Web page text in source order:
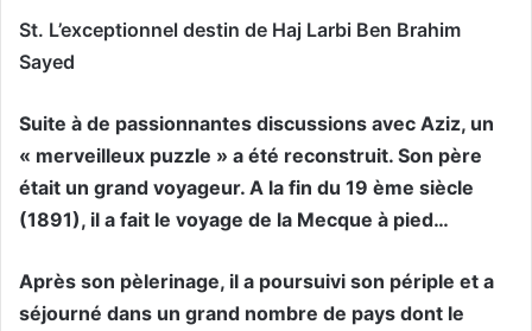
St. L’exceptionnel destin de Haj Larbi Ben Brahim
Sayed
Suite à de passionnantes discussions avec Aziz, un
« merveilleux puzzle » a été reconstruit. Son père
était un grand voyageur. A la fin du 19 ème siècle
(1891), il a fait le voyage de la Mecque à pied…
Après son pèlerinage, il a poursuivi son périple et a
séjourné dans un grand nombre de pays dont le